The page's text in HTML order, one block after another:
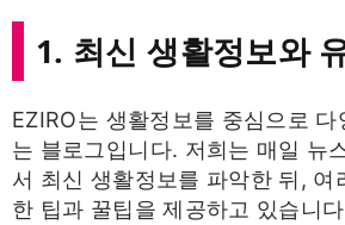
1. 최신 생활정보와
EZIRO는 생활정보를 중심으로
는 블로그입니다. 저희는 매일 뉴
서 최신 생활정보를 파악한 뒤, 여
한 팁과 꿀팁을 제공하고 있습니